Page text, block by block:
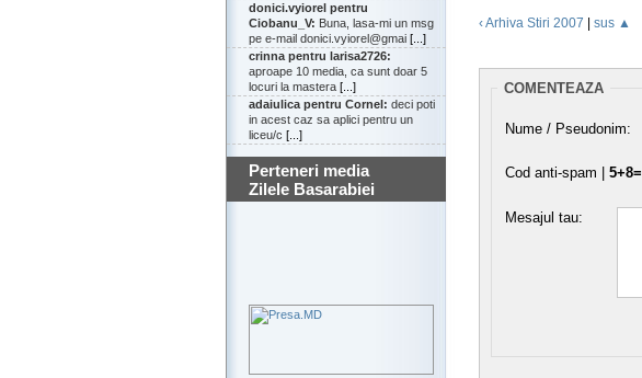
donici.vyiorel pentru
Ciobanu_V: Buna, lasa-mi un msg
pe e-mail donici.vyiorel@gmai [...]
crinna pentru larisa2726:
aproape 10 media, ca sunt doar 5
locuri la mastera [...]
adaiulica pentru Cornel: deci poti
in acest caz sa aplici pentru un
liceu/c [...]
Perteneri media
Zilele Basarabiei
‹ Arhiva Stiri 2007 sus ▲
COMENTEAZA
Nume / Pseudonim:
Cod anti-spam | 5+8=
Mesajul tau: